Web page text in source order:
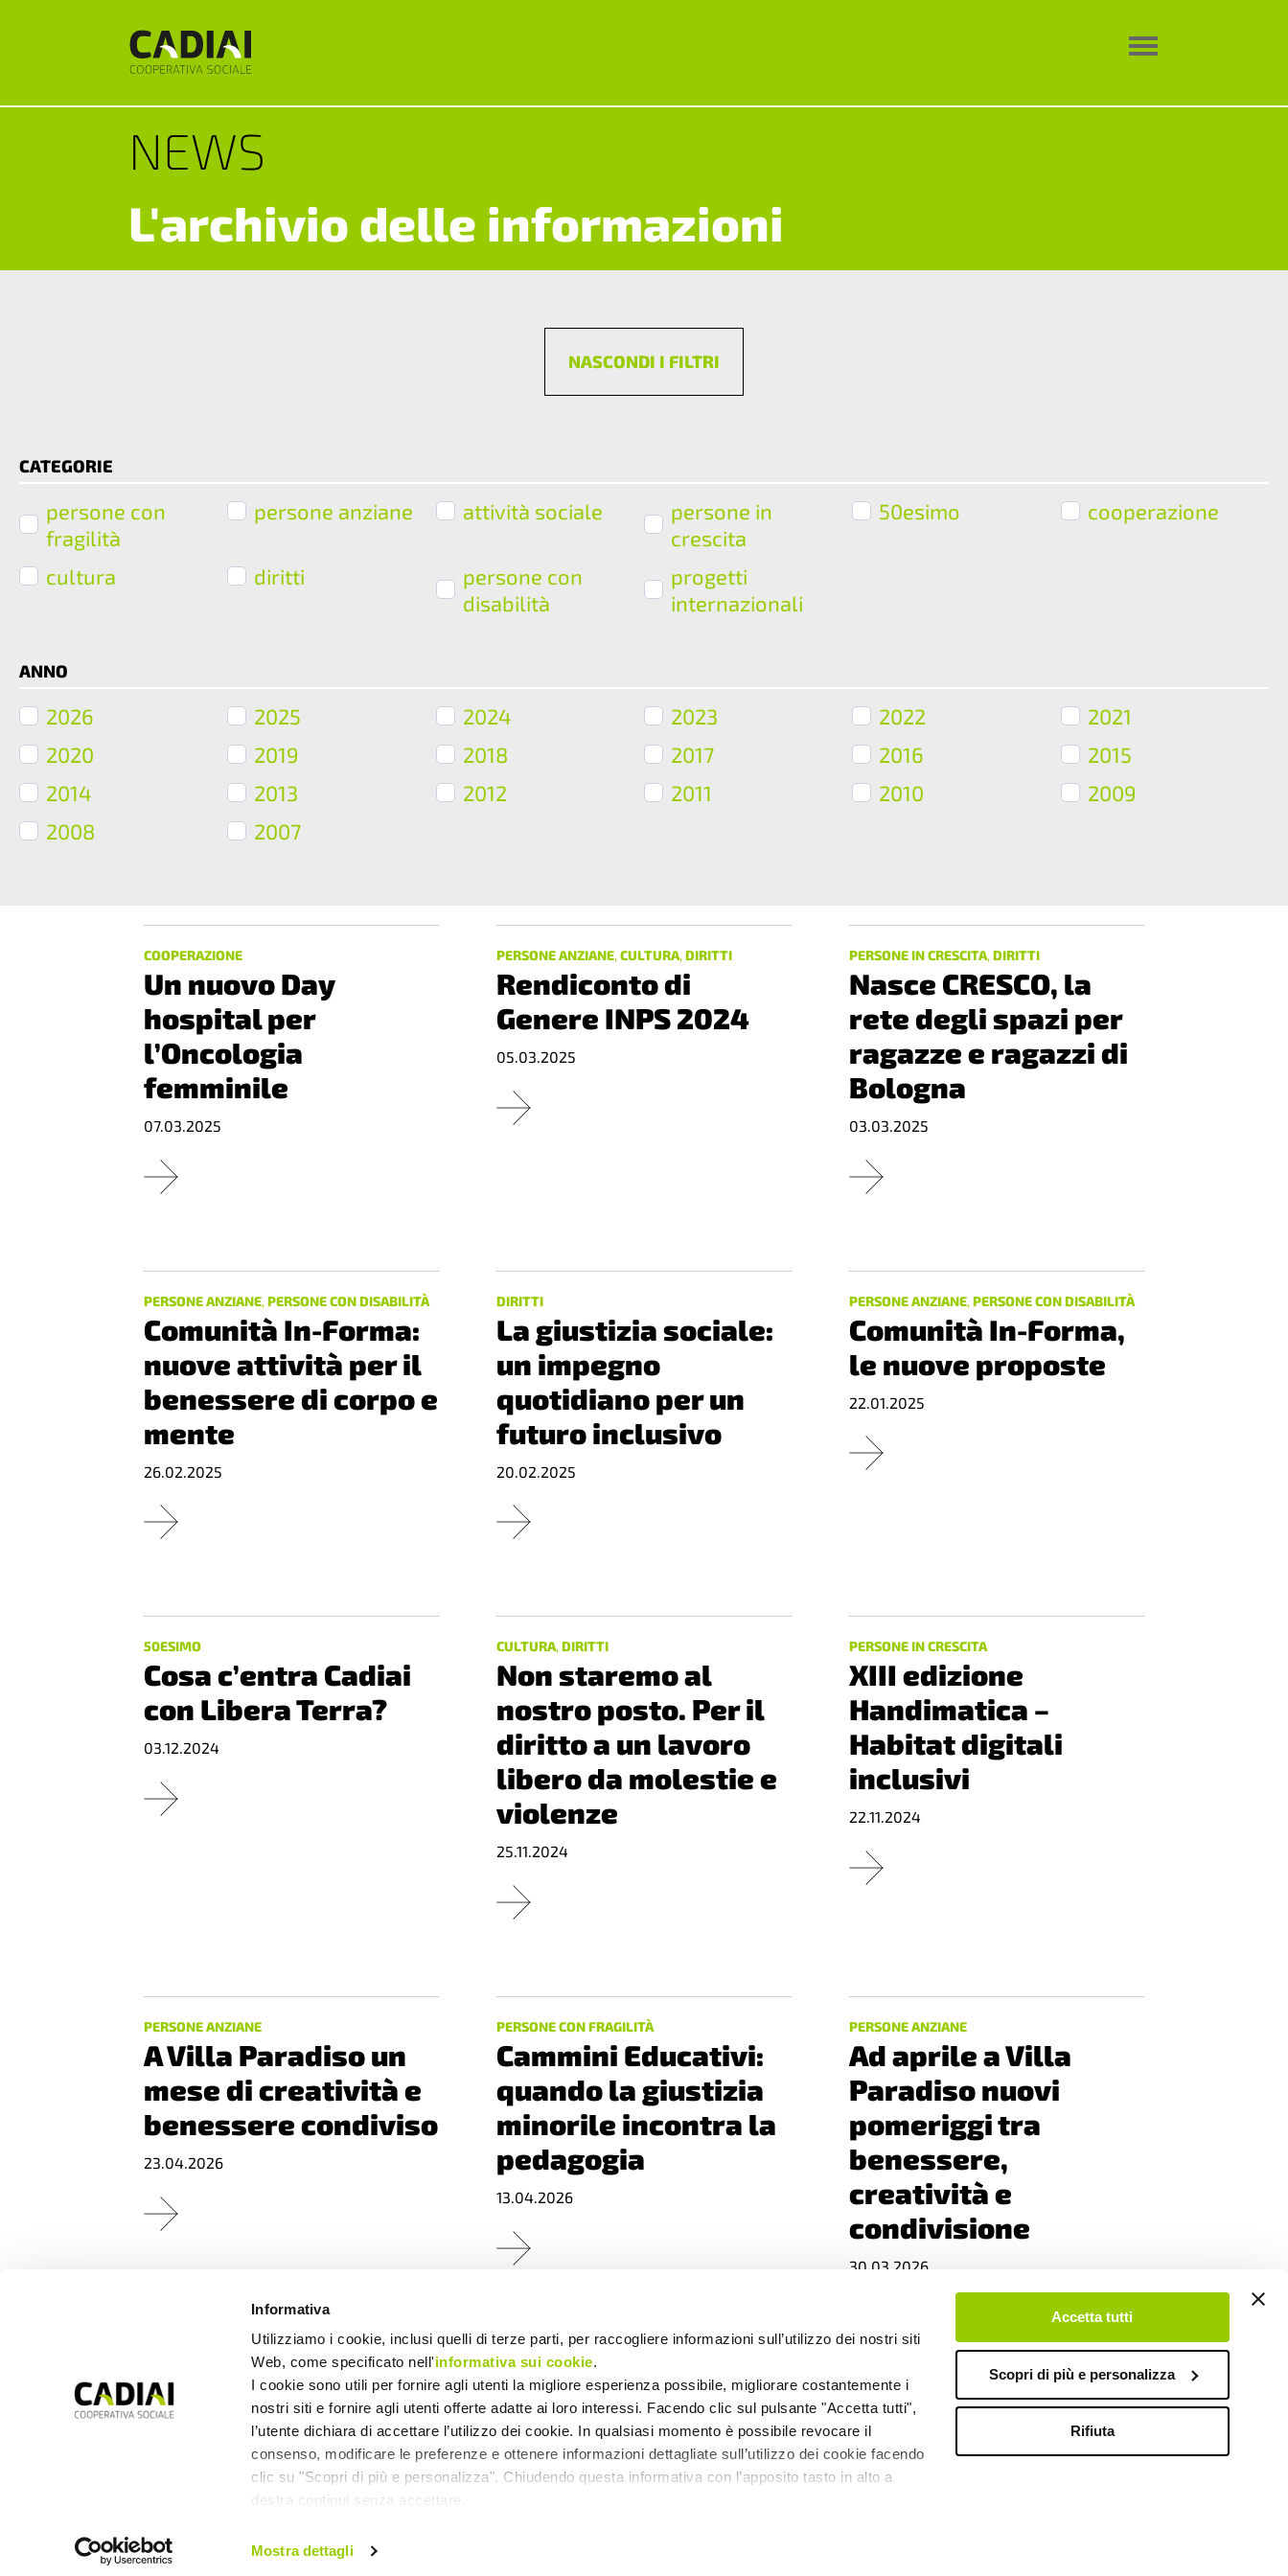
Informativa
Utilizziamo i cookie, inclusi quelli di terze parti, per raccogliere informazioni sull’utilizzo dei nostri siti
Web, come specificato nell'informativa sui cookie.
I cookie sono utili per fornire agli utenti la migliore esperienza possibile, migliorare costantemente i
nostri siti e fornire agli utenti offerte adatte ai loro interessi. Facendo clic sul pulsante "Accetta tutti",
l’utente dichiara di accettare l’utilizzo dei cookie. In qualsiasi momento è possibile revocare il
consenso, modificare le preferenze e ottenere informazioni dettagliate sull’utilizzo dei cookie facendo
clic su "Scopri di più e personalizza". Chiudendo questa informativa con l’apposito tasto in alto a
destra continui senza accettare.
Mostra dettagli
Accetta tutti
Scopri di più e personalizza
Rifiuta
NEWS
L'archivio delle informazioni
CATEGORIE
persone con
fragilità
persone anziane attività sociale
persone in
crescita
50esimo cooperazione
cultura diritti
persone con
disabilità
progetti
internazionali
ANNO
2026 2025 2024 2023 2022
2021
2020
2019 2018 2017 2016
2015
2014
2013 2012 2011 2010
2009
2008
2007
COOPERAZIONE
Un nuovo Day
hospital per
l’Oncologia
femminile
07.03.2025
PERSONE ANZIANE,CULTURA,DIRITTI
Rendiconto di
Genere INPS 2024
05.03.2025
PERSONE IN CRESCITA,DIRITTI
Nasce CRESCO, la
rete degli spazi per
ragazze e ragazzi di
Bologna
03.03.2025
PERSONE ANZIANE,PERSONE CON DISABILITÀ
Comunità In-Forma:
nuove attività per il
benessere di corpo e
mente
26.02.2025
DIRITTI
La giustizia sociale:
un impegno
quotidiano per un
futuro inclusivo
20.02.2025
PERSONE ANZIANE,PERSONE CON DISABILITÀ
Comunità In-Forma,
le nuove proposte
22.01.2025
50ESIMO
Cosa c’entra Cadiai
con Libera Terra?
03.12.2024
CULTURA,DIRITTI
Non staremo al
nostro posto. Per il
diritto a un lavoro
libero da molestie e
violenze
25.11.2024
PERSONE IN CRESCITA
XIII edizione
Handimatica –
Habitat digitali
inclusivi
22.11.2024
PERSONE ANZIANE
A Villa Paradiso un
mese di creatività e
benessere condiviso
23.04.2026
PERSONE CON FRAGILITÀ
Cammini Educativi:
quando la giustizia
minorile incontra la
pedagogia
13.04.2026
PERSONE ANZIANE
Ad aprile a Villa
Paradiso nuovi
pomeriggi tra
benessere,
creatività e
condivisione
30.03.2026
PERSONE IN CRESCITA,CULTURA,PERSONE
Servizio Civile
un’opportunità di
PERSONE ANZIANE
Marzo a Villa
PERSONE IN CRESCITA
Costruire la